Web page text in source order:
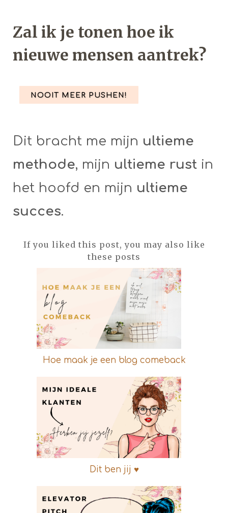
Zal ik je tonen hoe ik
nieuwe mensen aantrek?
NOOIT MEER PUSHEN!
Dit bracht me mijn ultieme
methode, mijn ultieme rust in
het hoofd en mijn ultieme
succes.
If you liked this post, you may also like
these posts
Hoe maak je een blog comeback
Dit ben jij ♥